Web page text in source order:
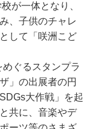
が一体となり、
、子供のチャレ
して「咲洲こど
ぐるスタンプラ
」の出展者の円
大作戦」を起
共に、音楽やデ